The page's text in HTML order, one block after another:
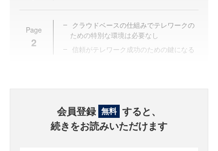
Page
2
クラウドベースの仕組みでテレワークの
ための特別な環境は必要なし
信頼がテレワーク成功のための鍵になる
会員登録 無料 すると、
続きをお読みいただけます